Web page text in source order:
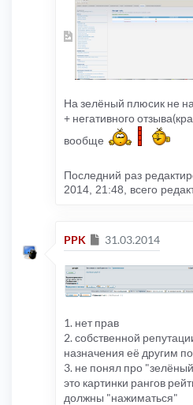
На зелёный плюсик не
+ негативного
вообще
Последний раз
2014, 21:48, всего
PPK Сообщение
31.03.2014
1. нет прав
2. собственной
назначения её другим
3. не понял про
это картинки рангов
должны "нажиматься"